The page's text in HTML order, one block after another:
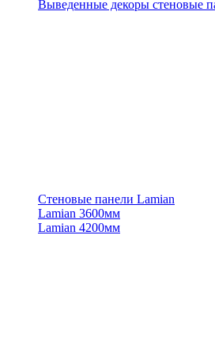
Выведенные декоры стеновые
Стеновые панели Lamian
Lamian 3600мм
Lamian 4200мм